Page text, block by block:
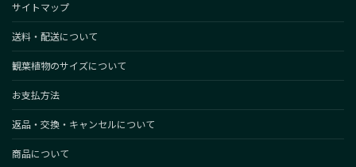
サイトマップ
送料・配送について
観葉植物のサイズについて
お支払方法
返品・交換・キャンセルについて
商品について